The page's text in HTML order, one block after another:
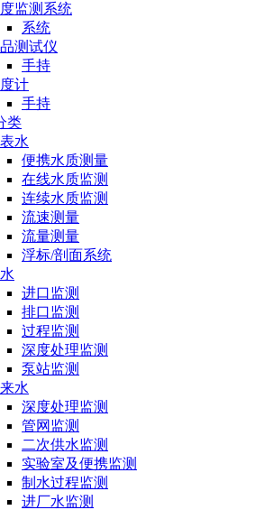
监测系统
系统
测试仪
手持
计
手持
类
水
便携水质测量
在线水质监测
连续水质监测
流速测量
流量测量
浮标/剖面系统
进口监测
排口监测
过程监测
深度处理监测
泵站监测
水
深度处理监测
管网监测
二次供水监测
实验室及便携监测
制水过程监测
进厂水监测